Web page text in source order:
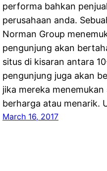
performa bahkan
perusahaan anda.
Norman Group
pengunjung akan
situs di kisaran antara
pengunjung juga akan
jika mereka menemukan
berharga atau menarik.
March 16, 2017